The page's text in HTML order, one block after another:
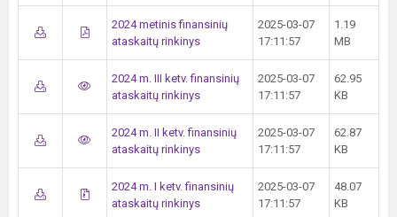
2024 metinis finansinių
ataskaitų rinkinys
2025-03-07
17:11:57
1.19
MB
2024 m. III ketv. finansinių
ataskaitų rinkinys
2025-03-07
17:11:57
62.95
KB
2024 m. II ketv. finansinių
ataskaitų rinkinys
2025-03-07
17:11:57
62.87
KB
2024 m. I ketv. finansinių
ataskaitų rinkinys
2025-03-07
17:11:57
48.07
KB